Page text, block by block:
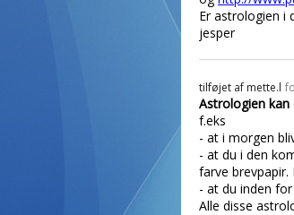
Er astrologien i
jesper
tilføjet af mette.l
Astrologien
f.eks
- at i morgen
- at du i den
farve
- at du inden
Alle disse